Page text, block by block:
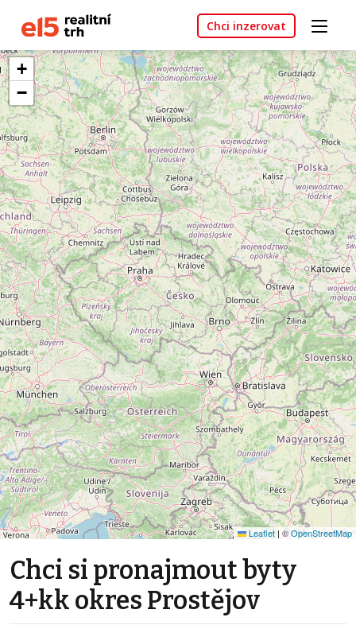
Chci inzerovat
+
−
Leaflet | ©OpenStreetMap
Chci si pronajmout byty
4+kk okres Prostějov